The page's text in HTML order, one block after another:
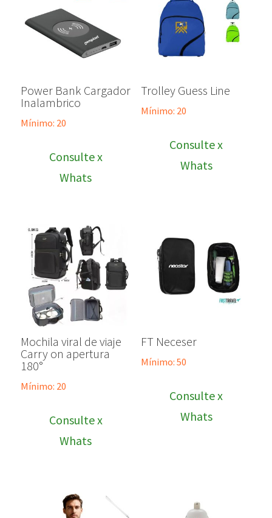
Power Bank Cargador
Inalambrico
Mínimo: 20
Consulte x
Whats
Trolley Guess Line
Mínimo: 20
Consulte x
Whats
Mochila viral de viaje
Carry on apertura
180°
Mínimo: 20
Consulte x
Whats
FT Neceser
Mínimo: 50
Consulte x
Whats